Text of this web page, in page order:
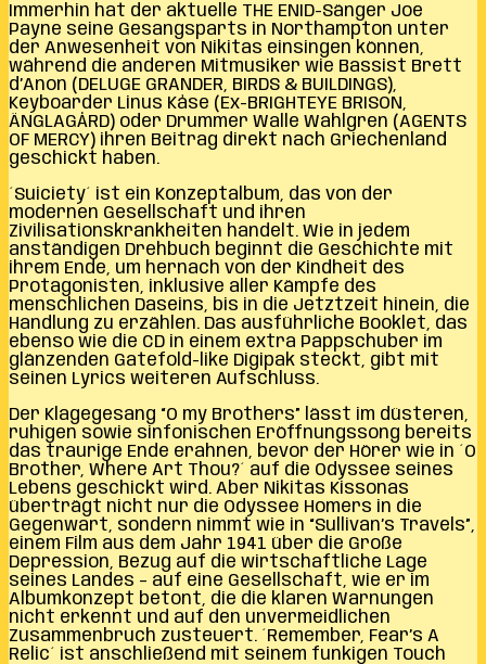
Immerhin hat der aktuelle THE ENID-Sänger Joe
Payne seine Gesangsparts in Northampton unter
der Anwesenheit von Nikitas einsingen können,
während die anderen Mitmusiker wie Bassist Brett
d’Anon (DELUGE GRANDER, BIRDS & BUILDINGS),
Keyboarder Linus Kåse (Ex-BRIGHTEYE BRISON,
ÄNGLAGÅRD) oder Drummer Walle Wahlgren (AGENTS
OF MERCY) ihren Beitrag direkt nach Griechenland
geschickt haben.
´Suiciety´ ist ein Konzeptalbum, das von der
modernen Gesellschaft und ihren
Zivilisationskrankheiten handelt. Wie in jedem
anständigen Drehbuch beginnt die Geschichte mit
ihrem Ende, um hernach von der Kindheit des
Protagonisten, inklusive aller Kämpfe des
menschlichen Daseins, bis in die Jetztzeit hinein, die
Handlung zu erzählen. Das ausführliche Booklet, das
ebenso wie die CD in einem extra Pappschuber im
glänzenden Gatefold-like Digipak steckt, gibt mit
seinen Lyrics weiteren Aufschluss.
Der Klagegesang “O my Brothers” lässt im düsteren,
ruhigen sowie sinfonischen Eröffnungssong bereits
das traurige Ende erahnen, bevor der Hörer wie in ´O
Brother, Where Art Thou?´ auf die Odyssee seines
Lebens geschickt wird. Aber Nikitas Kissonas
überträgt nicht nur die Odyssee Homers in die
Gegenwart, sondern nimmt wie in “Sullivan’s Travels”,
einem Film aus dem Jahr 1941 über die Große
Depression, Bezug auf die wirtschaftliche Lage
seines Landes – auf eine Gesellschaft, wie er im
Albumkonzept betont, die die klaren Warnungen
nicht erkennt und auf den unvermeidlichen
Zusammenbruch zusteuert. ´Remember, Fear’s A
Relic´ ist anschließend mit seinem funkigen Touch